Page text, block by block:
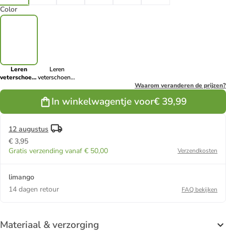
Color
Leren
veterschoenen
Leren
veterschoenen
Waarom veranderen de prijzen?
In winkelwagentje voor€ 39,99
12 augustus
€ 3,95
Gratis verzending vanaf € 50,00
Verzendkosten
limango
14 dagen retour
FAQ bekijken
Materiaal & verzorging